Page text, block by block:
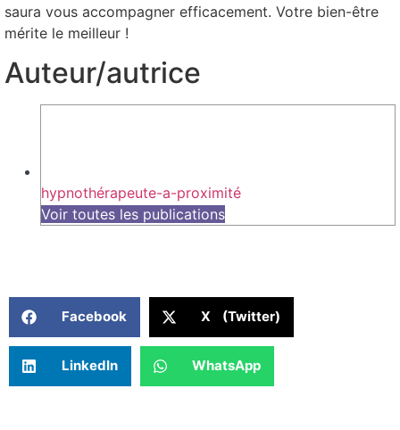
saura vous accompagner efficacement. Votre bien-être
mérite le meilleur !
Auteur/autrice
hypnothérapeute-a-proximité
Voir toutes les publications
Facebook X (Twitter)
LinkedIn WhatsApp